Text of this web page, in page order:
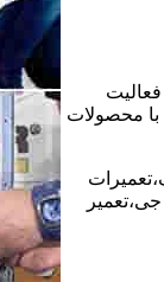
با محصولات